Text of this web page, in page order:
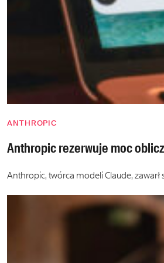
ANTHROPIC
Anthropic rezerwuje moc
Anthropic, twórca modeli Claude,